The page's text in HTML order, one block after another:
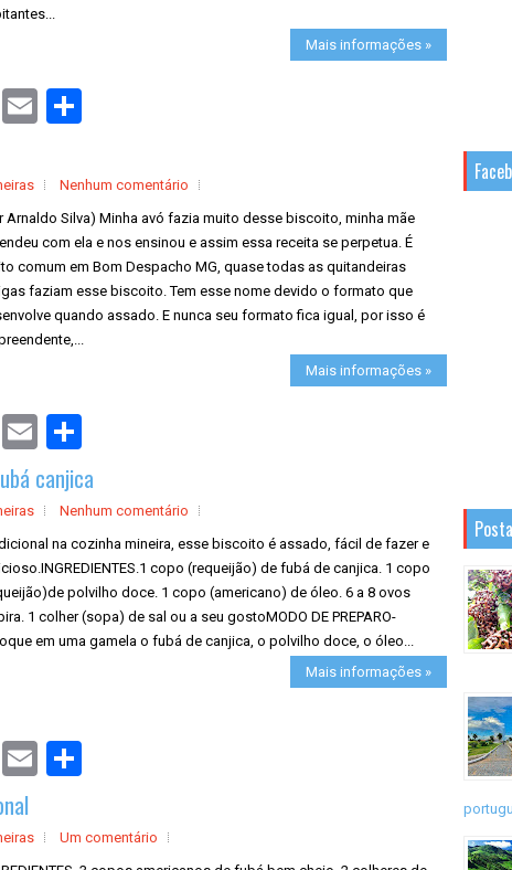
Mais informações »
Nenhum comentário
Arnaldo Silva) Minha avó fazia muito desse biscoito, minha mãe
com ela e nos ensinou e assim essa receita se perpetua. É
comum em Bom Despacho MG, quase todas as quitandeiras
faziam esse biscoito. Tem esse nome devido o formato que
quando assado. E nunca seu formato fica igual, por isso é
Mais informações »
r
e
canjica
Nenhum comentário
na cozinha mineira, esse biscoito é assado, fácil de fazer e
copo (requeijão) de fubá de canjica. 1 copo
polvilho doce. 1 copo (americano) de óleo. 6 a 8 ovos
1 colher (sopa) de sal ou a seu gostoMODO DE PREPARO-
em uma gamela o fubá de canjica, o polvilho doce, o óleo...
Mais informações »
Um comentário